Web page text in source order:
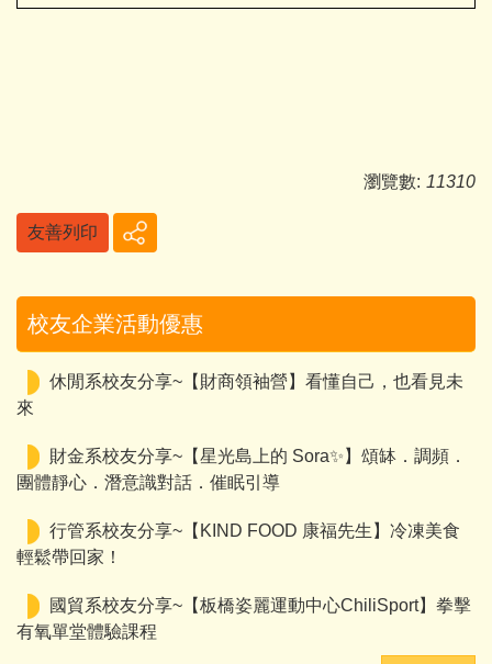
瀏覽數: 11310
友善列印
校友企業活動優惠
休閒系校友分享~【財商領袖營】看懂自己，也看見未
來
財金系校友分享~【星光島上的 Sora✨】頌缽．調頻．
團體靜心．潛意識對話．催眠引導
行管系校友分享~【KIND FOOD 康福先生】冷凍美食
輕鬆帶回家！
國貿系校友分享~【板橋姿麗運動中心ChiliSport】拳擊
有氧單堂體驗課程